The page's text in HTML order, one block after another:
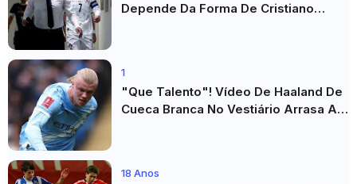
Depende Da Forma De Cristiano
1
"Que Talento"! Vídeo De Haaland De
Cueca Branca No Vestiário Arrasa A
18 Anos